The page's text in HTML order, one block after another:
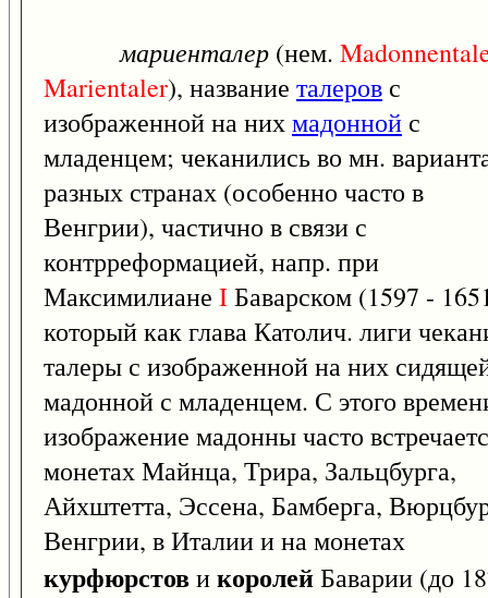
мариенталер (нем.
Marientaler), название талеров с
изображенной на нихмадонной с
младенцем; чеканились во мн.
разных странах (особенно часто в
Венгрии), частично в связи с
контрреформацией, напр. при
Максимилиане IБаварском (1597 -
который как глава Католич. лиги
талеры с изображенной на них
мадонной с младенцем. С этого
изображение мадонны часто
монетах Майнца, Трира, Зальцбурга,
Айхштетта, Эссена, Бамберга,
Венгрии, в Италии и на монетах
курфюрстовикоролейБаварии (до